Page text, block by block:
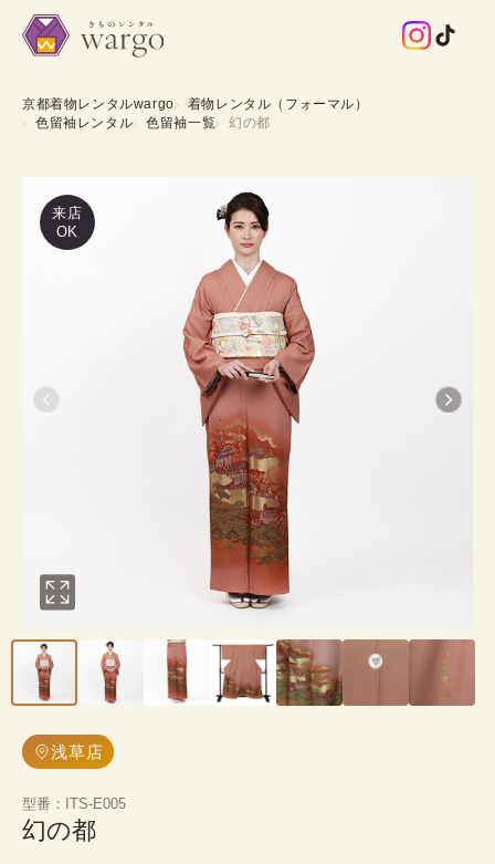
京都着物レンタルwargo
着物レンタル（フォーマル）
色留袖レンタル
色留袖一覧 幻の都
来店
OK
浅草店
型番 ： ITS-E005
幻の都